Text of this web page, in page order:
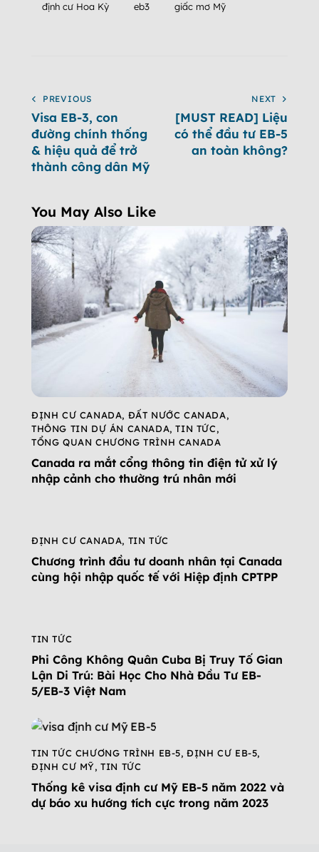
định cư Hoa Kỳ eb3 giấc mơ Mỹ
PREVIOUS
Visa EB-3, con
đường chính thống
& hiệu quả để trở
thành công dân Mỹ
NEXT
[MUST READ] Liệu
có thể đầu tư EB-5
an toàn không?
You May Also Like
ĐỊNH CƯ CANADA, ĐẤT NƯỚC CANADA,
THÔNG TIN DỰ ÁN CANADA,TIN TỨC,
TỔNG QUAN CHƯƠNG TRÌNH CANADA
Canada ra mắt cổng thông tin điện tử xử lý
nhập cảnh cho thường trú nhân mới
ĐỊNH CƯ CANADA, TIN TỨC
Chương trình đầu tư doanh nhân tại Canada
cùng hội nhập quốc tế với Hiệp định CPTPP
TIN TỨC
Phi Công Không Quân Cuba Bị Truy Tố Gian
Lận Di Trú: Bài Học Cho Nhà Đầu Tư EB-
5/EB-3 Việt Nam
TIN TỨC CHƯƠNG TRÌNH EB-5,ĐỊNH CƯ EB-5,
ĐỊNH CƯ MỸ,TIN TỨC
Thống kê visa định cư Mỹ EB-5 năm 2022 và
dự báo xu hướng tích cực trong năm 2023